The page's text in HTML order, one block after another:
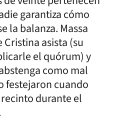
garantiza cómo
la balanza. Massa
asista (su
el quórum) y
como mal
festejaron cuando
durante el